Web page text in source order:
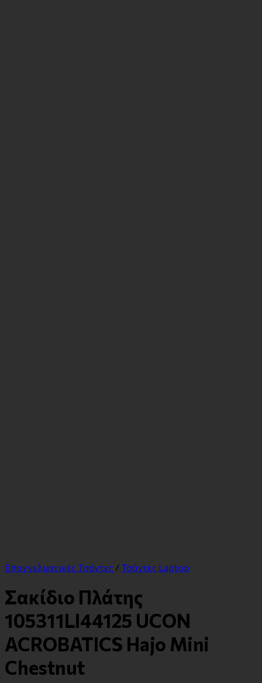
Επαγγελματικές Τσάντες / Τσάντες Laptop
Σακίδιο Πλάτης
105311LI44125 UCON
ACROBATICS Hajo Mini
Chestnut